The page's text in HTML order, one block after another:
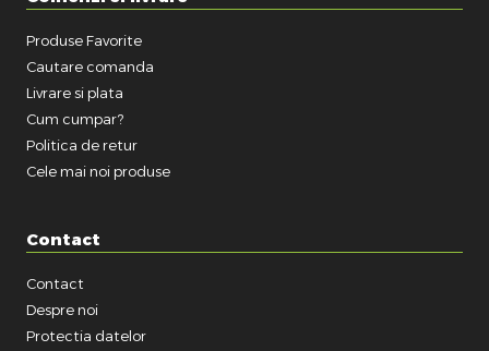
Produse Favorite
Cautare comanda
Livrare si plata
Cum cumpar?
Politica de retur
Cele mai noi produse
Contact
Contact
Despre noi
Protectia datelor